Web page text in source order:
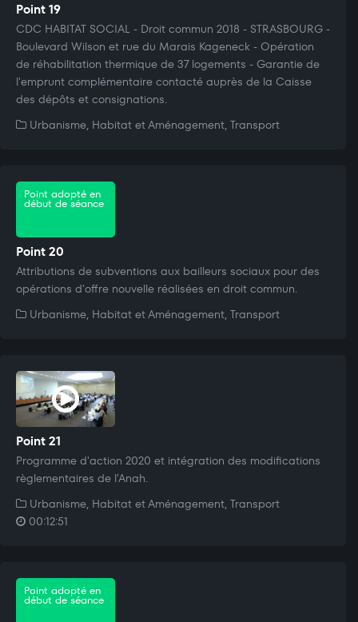
Point 19
CDC HABITAT SOCIAL - Droit commun 2018 - STRASBOURG -
Boulevard Wilson et rue du Marais Kageneck - Opération
de réhabilitation thermique de 37 logements - Garantie de
l'emprunt complémentaire contacté auprès de la Caisse
des dépôts et consignations.
Urbanisme, Habitat et Aménagement, Transport
Point adopté en
début de séance
Point 20
Attributions de subventions aux bailleurs sociaux pour des
opérations d'offre nouvelle réalisées en droit commun.
Urbanisme, Habitat et Aménagement, Transport
Point 21
Programme d'action 2020 et intégration des modifications
règlementaires de l'Anah.
Urbanisme, Habitat et Aménagement, Transport
00:12:51
Point adopté en
début de séance